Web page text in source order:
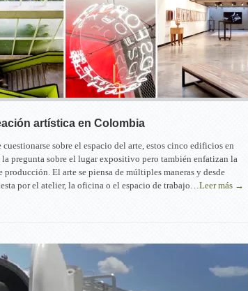
artística en Colombia
cuestionarse sobre el espacio del arte, estos cinco edificios en
pregunta sobre el lugar expositivo pero también enfatizan la
El arte se piensa de múltiples maneras y desde
por el atelier, la oficina o el espacio de trabajo…Leer más →